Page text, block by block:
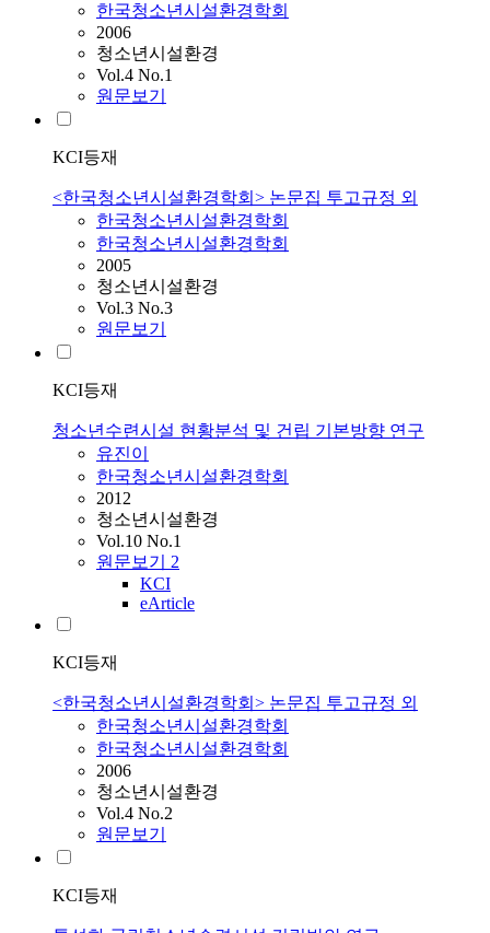
한국청소년시설환경학회
2006
청소년시설환경
Vol.4 No.1
원문보기
KCI등재
<한국청소년시설환경학회> 논문집 투고규정 외
한국청소년시설환경학회
한국청소년시설환경학회
2005
청소년시설환경
Vol.3 No.3
원문보기
KCI등재
청소년수련시설 현황분석 및 건립 기본방향 연구
유진이
한국청소년시설환경학회
2012
청소년시설환경
Vol.10 No.1
원문보기 2
KCI
eArticle
KCI등재
<한국청소년시설환경학회> 논문집 투고규정 외
한국청소년시설환경학회
한국청소년시설환경학회
2006
청소년시설환경
Vol.4 No.2
원문보기
KCI등재